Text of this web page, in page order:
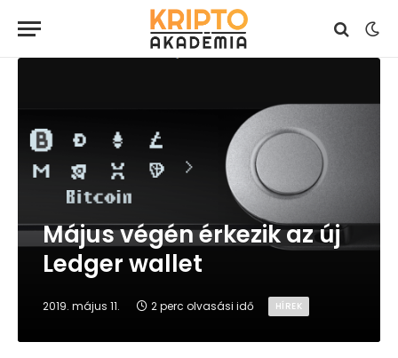
Május végén érkezik az új
Ledger wallet
2019. május 11. 2 perc olvasási idő HÍREK